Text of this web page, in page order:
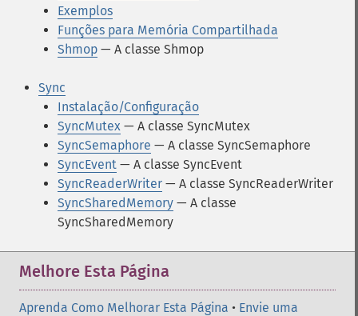
Exemplos
Funções para Memória Compartilhada
Shmop — A classe Shmop
Sync
Instalação/Configuração
SyncMutex — A classe SyncMutex
SyncSemaphore — A classe SyncSemaphore
SyncEvent — A classe SyncEvent
SyncReaderWriter — A classe SyncReaderWriter
SyncSharedMemory — A classe
SyncSharedMemory
Melhore Esta Página
Aprenda Como Melhorar Esta Página • Envie uma